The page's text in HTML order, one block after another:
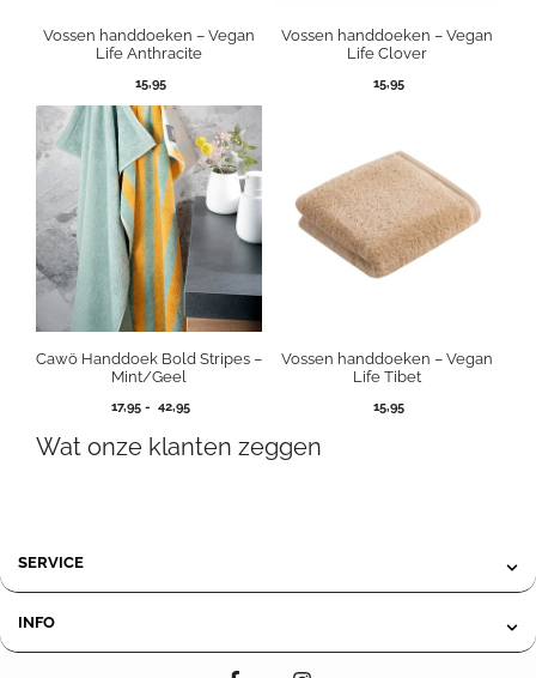
Vossen handdoeken – Vegan
Life Anthracite
15,95
Vossen handdoeken – Vegan
Life Clover
15,95
Cawö Handdoek Bold Stripes –
Mint/Geel
17,95 - 42,95Prijsklasse:
tot
Vossen handdoeken – Vegan
Life Tibet
15,95
Wat onze klanten zeggen
SERVICE
INFO